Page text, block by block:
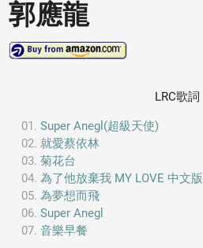
郭應龍
LRC歌詞
Super Anegl(超級天使)
就愛蔡依林
菊花台
為了他放棄我 MY LOVE 中文版
為夢想而飛
Super Anegl
音樂早餐